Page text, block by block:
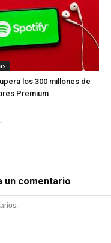
los 300 millones de
Premium
un comentario